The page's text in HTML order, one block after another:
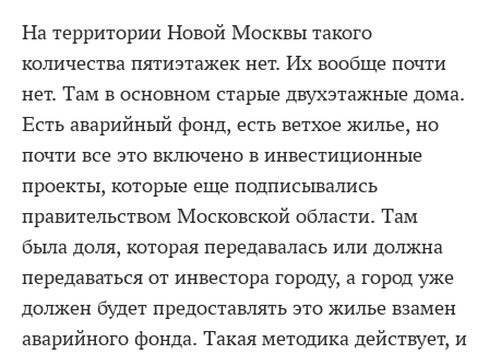
На территории Новой Москвы такого
количества пятиэтажек нет. Их вообще почти
нет. Там в основном старые двухэтажные дома.
Есть аварийный фонд, есть ветхое жилье, но
почти все это включено в инвестиционные
проекты, которые еще подписывались
правительством Московской области. Там
была доля, которая передавалась или должна
передаваться от инвестора городу, а город уже
должен будет предоставлять это жилье взамен
аварийного фонда. Такая методика действует, и